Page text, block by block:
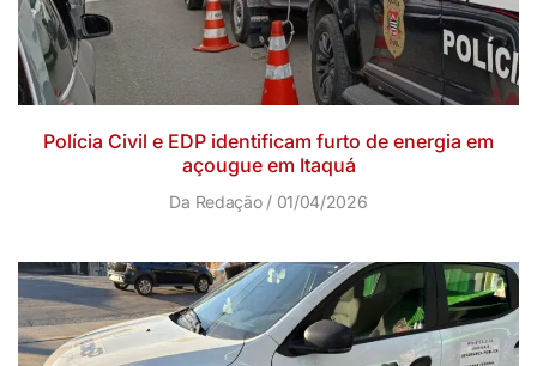
Polícia Civil e EDP identificam furto de energia em
açougue em Itaquá
Da Redação 01/04/2026